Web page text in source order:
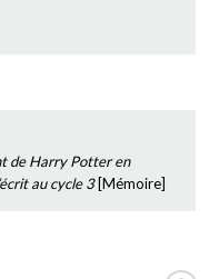
de Harry Potter en
au cycle 3[Mémoire]